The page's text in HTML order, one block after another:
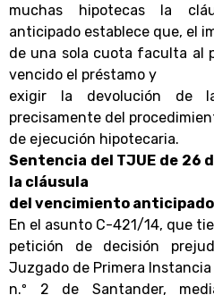
muchas hipotecas la
anticipado establece que, el
de una sola cuota faculta al
vencido el préstamo y
exigir la devolución de
precisamente del
de ejecución hipotecaria.
Sentencia del TJUE de 26
la cláusula
del vencimiento
En el asunto C-421/14, que
petición de decisión
Juzgado de Primera Instancia
n.º 2 de Santander,